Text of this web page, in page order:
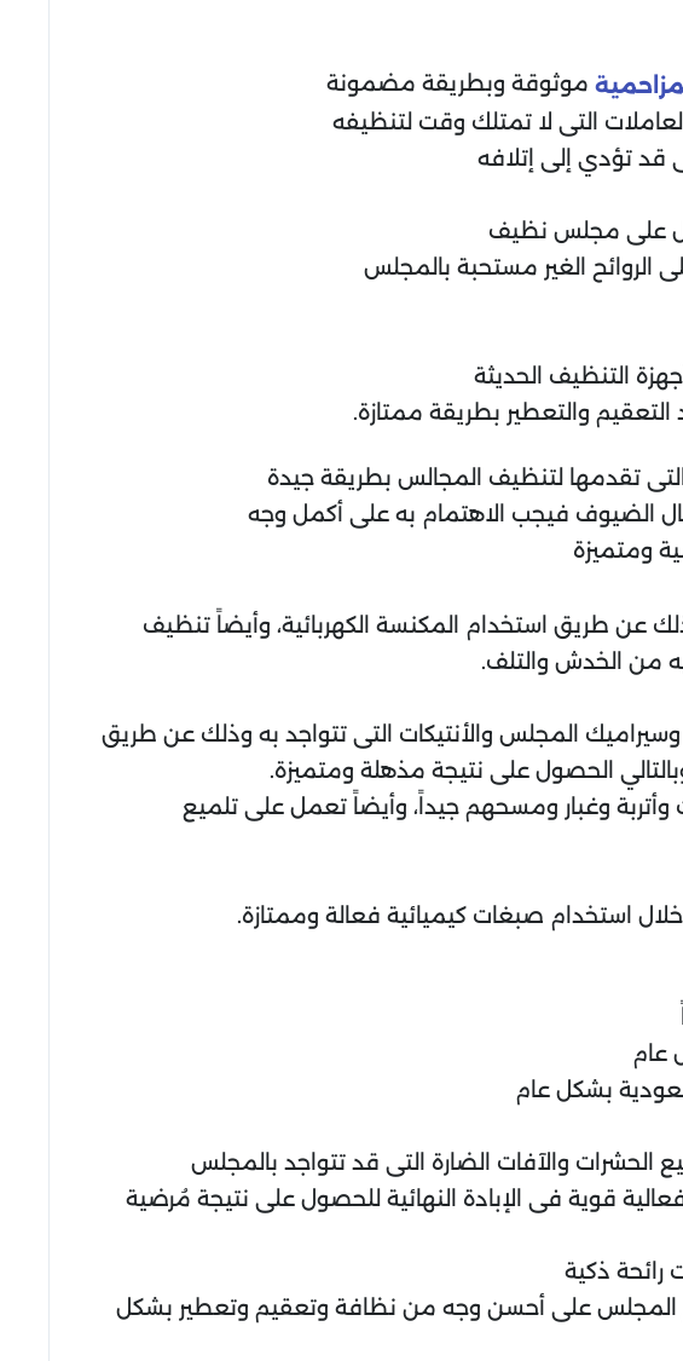
موثوقة وبطريقة مضمونة
التى لا تمتلك وقت لتنظيفه
قد تؤدي إلى إتلافه
على مجلس نظيف
الروائح الغير مستحبة بالمجلس
التنظيف الحديثة
والتعطير بطريقة ممتازة.
تقدمها لتنظيف المجالس بطريقة جيدة
الضيوف فيجب الاهتمام به على أكمل وجه
ومتميزة
عن طريق استخدام المكنسة الكهربائية، وأيضاً تنظيف
من الخدش والتلف.
المجلس والأنتيكات التى تتواجد به وذلك عن طريق
الحصول على نتيجة مذهلة ومتميزة.
وغبار ومسحهم جيداً، وأيضاً تعمل على تلميع
استخدام صبغات كيميائية فعالة وممتازة.
عام
بشكل عام
والآفات الضارة التى قد تتواجد بالمجلس
قوية فى الإبادة النهائية للحصول على نتيجة مُرضية
ذكية
المجلس على أحسن وجه من نظافة وتعقيم وتعطير بشكل